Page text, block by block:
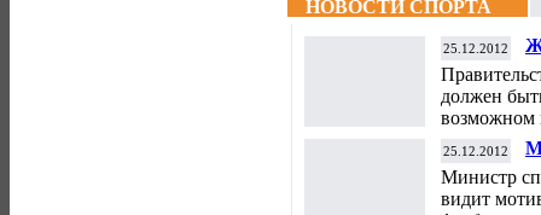
НОВОСТИ СПОРТА
25.12.2012
должен
возможном
25.12.2012
Министр
видит